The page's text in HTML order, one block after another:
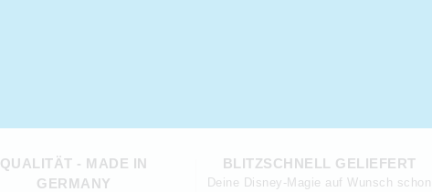
QUALITÄT - MADE IN
GERMANY
BLITZSCHNELL GELIEFERT
Deine Disney-Magie auf Wunsch schon